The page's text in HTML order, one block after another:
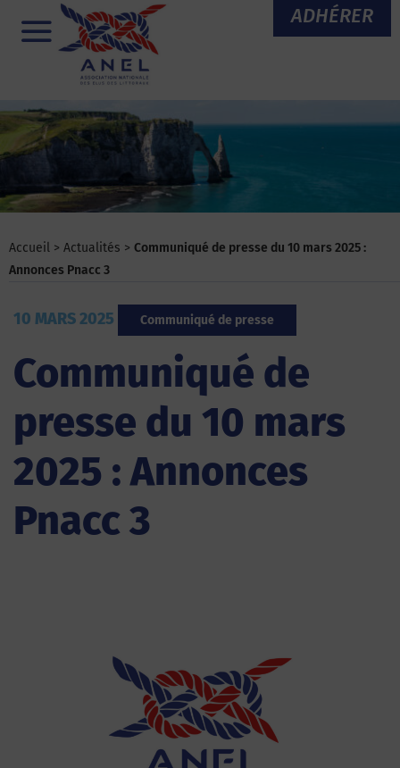
ADHÉRER
Menu
Accueil > Actualités > Communiqué de presse du 10 mars 2025 :
Annonces Pnacc 3
10 MARS 2025 Communiqué de presse
Communiqué de
presse du 10 mars
2025 : Annonces
Pnacc 3